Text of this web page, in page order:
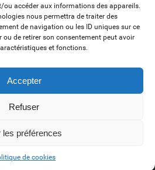
ou accéder aux informations des appareils.
nous permettra de traiter des
de navigation ou les ID uniques sur ce
ou de retirer son consentement peut avoir
et fonctions.
Accepter
Refuser
les préférences
de cookies
3... Buzzez !
kits communication